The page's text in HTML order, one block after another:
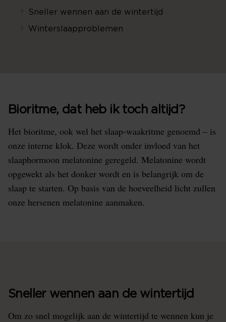
Sneller wennen aan de wintertijd
Winterslaapproblemen
Bioritme, dat heb ik toch altijd?
Het bioritme, ook wel het slaap-waakritme genoemd – is
onze interne klok. Deze wordt onder invloed van het
slaaphormoon melatonine geregeld. Melatonine wordt
opgewekt als het donker wordt en is belangrijk om de
slaap te starten. Op basis van de hoeveelheid licht zullen
onze hersenen melatonine aanmaken.
Sneller wennen aan de wintertijd
Om zo snel mogelijk aan de wintertijd te wennen kun je